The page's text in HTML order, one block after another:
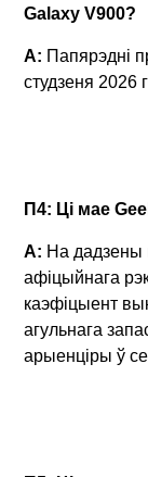
Galaxy V900?
A: Папярэдні
студзеня 2026
П4: Ці мае
A: На дадзены
афіцыйнага
каэфіцыент
агульнага
арыенціры ў